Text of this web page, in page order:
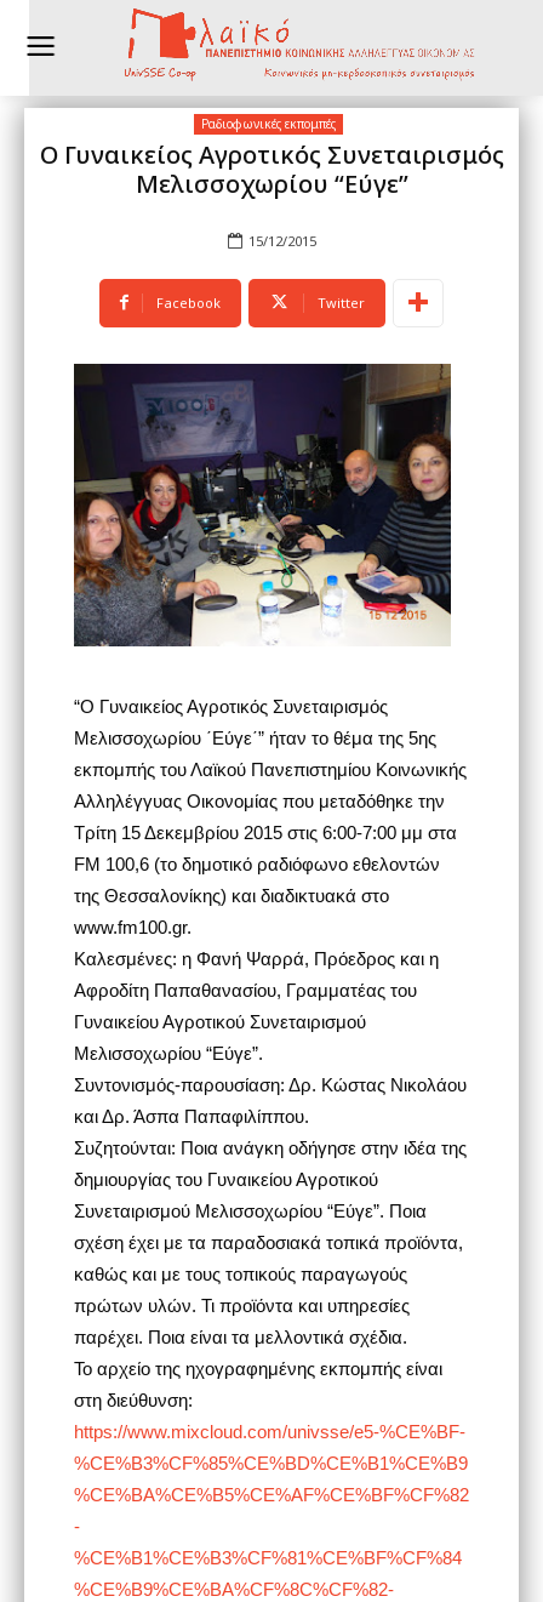
Ραδιοφωνικές εκπομπές
Ο Γυναικείος Αγροτικός Συνεταιρισμός
Μελισσοχωρίου “Εύγε”
15/12/2015
Facebook Twitter
“Ο Γυναικείος Αγροτικός Συνεταιρισμός
Μελισσοχωρίου ΄Εύγε΄” ήταν το θέμα της 5ης
εκπομπής του Λαϊκού Πανεπιστημίου Κοινωνικής
Αλληλέγγυας Οικονομίας που μεταδόθηκε την
Τρίτη 15 Δεκεμβρίου 2015 στις 6:00-7:00 μμ στα
FM 100,6 (το δημοτικό ραδιόφωνο εθελοντών
της Θεσσαλονίκης) και διαδικτυακά στο
www.fm100.gr.
Καλεσμένες: η Φανή Ψαρρά, Πρόεδρος και η
Αφροδίτη Παπαθανασίου, Γραμματέας του
Γυναικείου Αγροτικού Συνεταιρισμού
Μελισσοχωρίου “Εύγε”.
Συντονισμός-παρουσίαση: Δρ. Κώστας Νικολάου
και Δρ. Άσπα Παπαφιλίππου.
Συζητούνται: Ποια ανάγκη οδήγησε στην ιδέα της
δημιουργίας του Γυναικείου Αγροτικού
Συνεταιρισμού Μελισσοχωρίου “Εύγε”. Ποια
σχέση έχει με τα παραδοσιακά τοπικά προϊόντα,
καθώς και με τους τοπικούς παραγωγούς
πρώτων υλών. Τι προϊόντα και υπηρεσίες
παρέχει. Ποια είναι τα μελλοντικά σχέδια.
Το αρχείο της ηχογραφημένης εκπομπής είναι
στη διεύθυνση:
https://www.mixcloud.com/univsse/e5-%CE%BF-
%CE%B3%CF%85%CE%BD%CE%B1%CE%B9
%CE%BA%CE%B5%CE%AF%CE%BF%CF%82
-
%CE%B1%CE%B3%CF%81%CE%BF%CF%84
%CE%B9%CE%BA%CF%8C%CF%82-